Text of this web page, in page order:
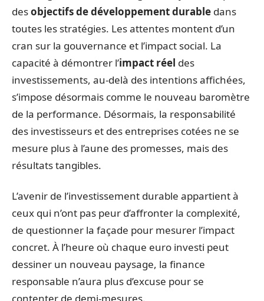
desobjectifs de développement durable dans
toutes les stratégies. Les attentes montent d’un
cran sur la gouvernance et l’impact social. La
capacité à démontrer l’impact réel des
investissements, au-delà des intentions affichées,
s’impose désormais comme le nouveau baromètre
de la performance. Désormais, la responsabilité
des investisseurs et des entreprises cotées ne se
mesure plus à l’aune des promesses, mais des
résultats tangibles.
L’avenir de l’investissement durable appartient à
ceux qui n’ont pas peur d’affronter la complexité,
de questionner la façade pour mesurer l’impact
concret. À l’heure où chaque euro investi peut
dessiner un nouveau paysage, la finance
responsable n’aura plus d’excuse pour se
contenter de demi-mesures.